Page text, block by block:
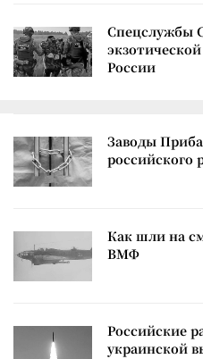
Спецслужбы
России
Заводы
российского
Как шли на
ВМФ
Российские
украинской